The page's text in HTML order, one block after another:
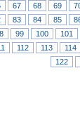
67 68 69
83 84 85
99 100 101
112 113 114
122